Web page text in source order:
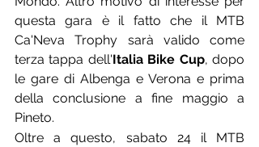
questa gara è il fatto che il MTB
Ca'Neva Trophy sarà valido come
terza tappa dell'Italia Bike Cup, dopo
le gare di Albenga e Verona e prima
della conclusione a fine maggio a
Pineto.
Oltre a questo, sabato 24 il MTB